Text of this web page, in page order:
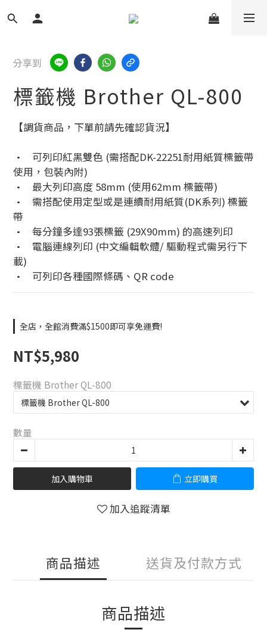
分享到
標籤機 Brother QL-800
【調貨商品，下單前請先確認貨況】
•	可列印紅黑雙色 (需搭配DK-22251耐用紙質標籤帶
使用，包裝內附)
•	最大列印高度 58mm (使用62mm 標籤帶)
•	需搭配使用定型或是連續耐用紙質(DK系列) 標籤
帶
•	每分鐘多達93張標籤 (29X90mm) 的高速列印
•	電腦連線列印 (中文編輯軟體/ 驅動程式需另行下
載)
•	可列印各種國際條碼、QR code
全店，全館消費滿$1500即可享免運費!
NT$5,980
標籤機 Brother QL-800
數量
加入購物車 立即購買
加入追蹤清單
商品描述 送貨及付款方式
商品描述